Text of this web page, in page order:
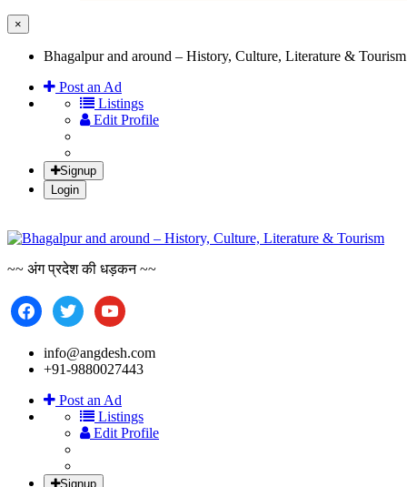
×
Bhagalpur and around – History, Culture, Literature & Tourism
Post an Ad
Listings
Edit Profile
Signup
Login
~~ अंग प्रदेश की धड़कन ~~
facebooktwitter youtube
info@angdesh.com
+91-9880027443
Post an Ad
Listings
Edit Profile
Signup